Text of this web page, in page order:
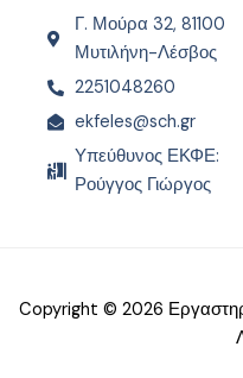
Γ. Μούρα 32, 81100
Μυτιλήνη-Λέσβος
2251048260
ekfeles@sch.gr
Υπεύθυνος ΕΚΦΕ:
Ρούγγος Γιώργος
Copyright © 2026